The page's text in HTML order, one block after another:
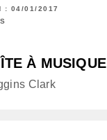
: 04/01/2017
À MUSIQUE
Clark